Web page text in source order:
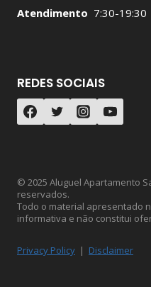
Atendimento 7:30-19:30
REDES SOCIAIS
© 2025 Aluguel Apartamento
reservados.
Todo o material apresentado
informativa e não constitui
Privacy Policy | Disclaimer